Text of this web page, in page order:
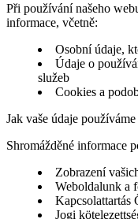
Při používání našeho
informace, včetně:
Osobní údaje,
Údaje o
služeb
Cookies a
Jak vaše údaje používáme
Shromážděné informace
Zobrazení
Weboldalunk a
Kapcsolattartás
Jogi